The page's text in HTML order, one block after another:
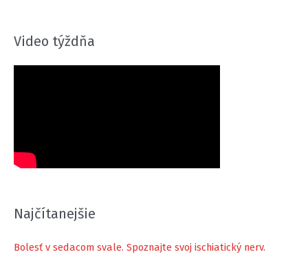
bežec
Video týždňa
Najčítanejšie
Bolesť v sedacom svale. Spoznajte svoj ischiatický nerv.